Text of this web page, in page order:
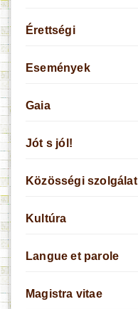
Érettségi
Események
Gaia
Jót s jól!
Közösségi szolgálat
Kultúra
Langue et parole
Magistra vitae